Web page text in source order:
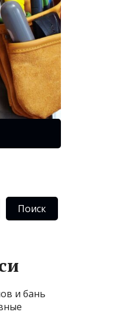
Поиск
и бань